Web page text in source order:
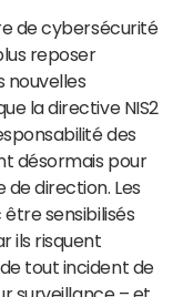
de cybersécurité
reposer
nouvelles
la directive NIS2
des
désormais pour
de direction. Les
sensibilisés
ils risquent
tout incident de